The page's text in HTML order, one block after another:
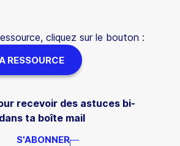
recevoir des astuces bi-
ta boîte mail
S'ABONNER
cliquez sur le bouton :
RESSOURCE